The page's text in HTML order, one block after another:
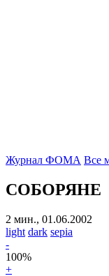
Журнал ФОМА Все
СОБОРЯНЕ
2 мин., 01.06.2002
light dark sepia
-
100%
+